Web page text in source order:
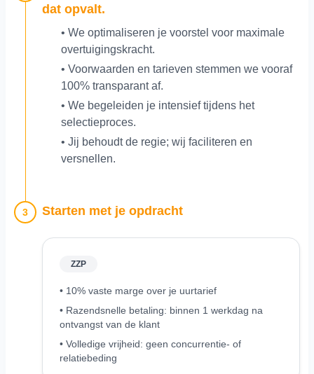
dat opvalt.
• We optimaliseren je voorstel voor maximale
overtuigingskracht.
• Voorwaarden en tarieven stemmen we vooraf
100% transparant af.
• We begeleiden je intensief tijdens het
selectieproces.
• Jij behoudt de regie; wij faciliteren en
versnellen.
3 Starten met je opdracht
ZZP
• 10% vaste marge over je uurtarief
• Razendsnelle betaling: binnen 1 werkdag na
ontvangst van de klant
• Volledige vrijheid: geen concurrentie- of
relatiebeding